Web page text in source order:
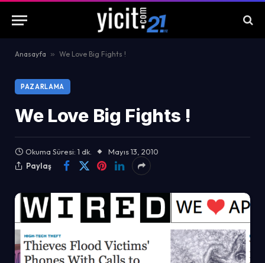
Anasayfa » We Love Big Fights !
PAZARLAMA
We Love Big Fights !
Okuma Süresi: 1 dk.
Mayıs 13, 2010
Paylaş